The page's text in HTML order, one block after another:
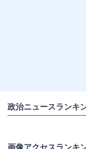
政治ニュースランキ